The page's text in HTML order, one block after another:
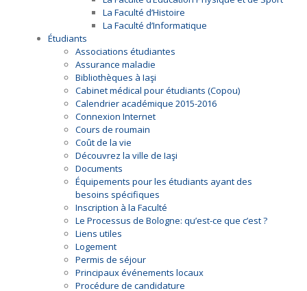
La Faculté d’Histoire
La Faculté d’Informatique
Étudiants
Associations étudiantes
Assurance maladie
Bibliothèques à Iaşi
Cabinet médical pour étudiants (Copou)
Calendrier académique 2015-2016
Connexion Internet
Cours de roumain
Coût de la vie
Découvrez la ville de Iaşi
Documents
Équipements pour les étudiants ayant des
besoins spécifiques
Inscription à la Faculté
Le Processus de Bologne: qu’est-ce que c’est ?
Liens utiles
Logement
Permis de séjour
Principaux événements locaux
Procédure de candidature